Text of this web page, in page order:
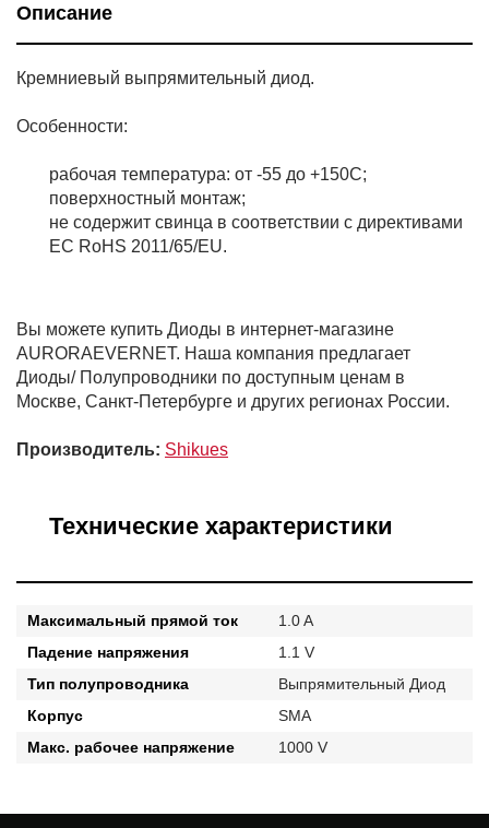
Описание
Кремниевый выпрямительный диод.
Особенности:
рабочая температура: от -55 до +150С;
поверхностный монтаж;
не содержит свинца в соответствии с директивами
ЕС RoHS 2011/65/EU.
Вы можете купить Диоды в интернет-магазине
AURORAEVERNET. Наша компания предлагает
Диоды/ Полупроводники по доступным ценам в
Москве, Санкт-Петербурге и других регионах России.
Производитель: Shikues
Технические характеристики
Максимальный прямой ток
1.0 A
Падение напряжения
1.1 V
Тип полупроводника
Выпрямительный Диод
Корпус
SMA
Макс. рабочее напряжение
1000 V